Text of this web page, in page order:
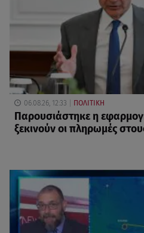
06.08.26, 12:33 ΠΟΛΙΤΙΚΗ
Παρουσιάστηκε η
ξεκινούν οι πληρωμές